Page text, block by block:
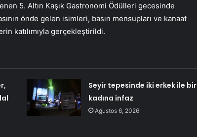
5. Altın Kaşık Gastronomi Ödülleri gecesinde
önde gelen isimleri, basın mensupları ve kanaat
katılımıyla gerçekleştirildi.
Seyir tepesinde iki erkek ile bir
kadına infaz
Ağustos 6, 2026